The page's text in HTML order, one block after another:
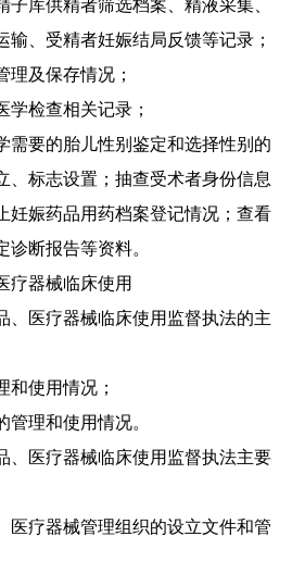
库供精者筛选档案、精液采集、
输、受精者妊娠结局反馈等记录；
理及保存情况；
检查相关记录；
要的胎儿性别鉴定和选择性别的
、标志设置；抽查受术者身份信息
妊娠药品用药档案登记情况；查看
诊断报告等资料。
器械临床使用
疗器械临床使用监督执法的主
使用情况；
理和使用情况。
疗器械临床使用监督执法主要
疗器械管理组织的设立文件和管